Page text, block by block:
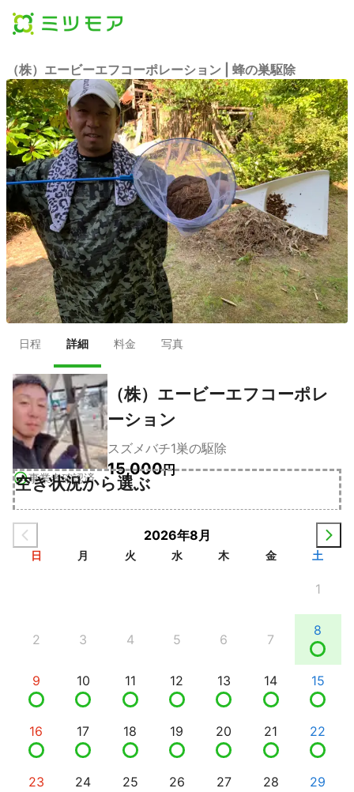
（株）エービーエフコーポレーション | 蜂の巣駆除
日程 詳細 料金 写真
事業者確認済
（株）エービーエフコーポレ
ーション
スズメバチ1巣の駆除
15,000円
空き状況から選ぶ
2026年8月
日 月 火 水 木 金 土
1
2 3 4 5 6 7
8
9 10 11 12 13 14 15
16 17 18 19 20 21 22
23 24 25 26 27 28 29